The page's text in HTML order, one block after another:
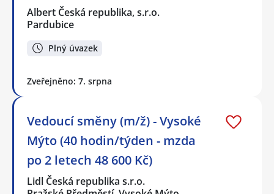
Albert Česká republika, s.r.o.
Pardubice
Plný úvazek
Zveřejněno: 7. srpna
Vedoucí směny (m/ž) - Vysoké
Mýto (40 hodin/týden - mzda
po 2 letech 48 600 Kč)
Lidl Česká republika s.r.o.